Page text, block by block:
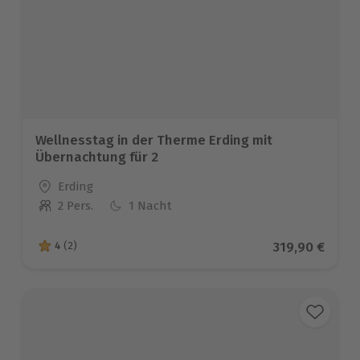
Wellnesstag in der Therme Erding mit
Übernachtung für 2
Standort
Erding
Anzahl der Teilnehmer
2 Pers. 1 Nacht
4 von 5 Sternen basierend auf 2 Bewertungen
4 (2) Aktueller
319,90 €